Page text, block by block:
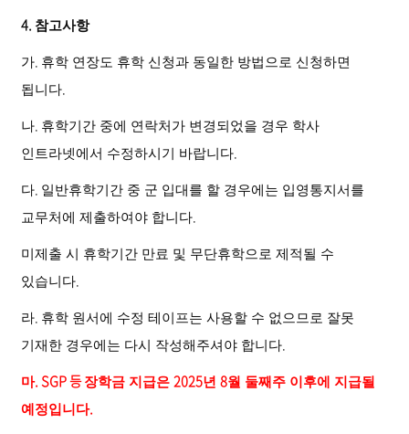
4. 참고사항
가. 휴학 연장도 휴학 신청과 동일한 방법으로 신청하면
됩니다.
나. 휴학기간 중에 연락처가 변경되었을 경우 학사
인트라넷에서 수정하시기 바랍니다.
다. 일반휴학기간 중 군 입대를 할 경우에는 입영통지서를
교무처에 제출하여야 합니다.
미제출 시 휴학기간 만료 및 무단휴학으로 제적될 수
있습니다.
라. 휴학 원서에 수정 테이프는 사용할 수 없으므로 잘못
기재한 경우에는 다시 작성해주셔야 합니다.
마. SGP 등장학금 지급은2025년8월 둘째주 이후에 지급될
예정입니다.